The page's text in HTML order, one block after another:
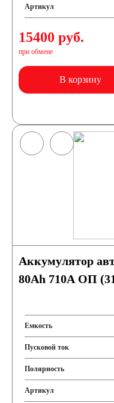
Артикул
15400 руб.
при обмене
В корзину
Аккумулятор
80Ah 710A ОП
Емкость
Пусковой ток
Полярность
Артикул